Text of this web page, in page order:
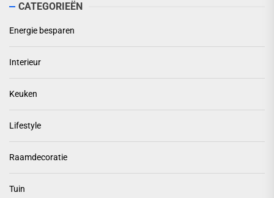
CATEGORIEËN
Energie besparen
Interieur
Keuken
Lifestyle
Raamdecoratie
Tuin